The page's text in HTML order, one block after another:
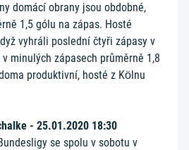
domácí obrany jsou obdobné,
1,5 gólu na zápas. Hosté
vyhráli poslední čtyři zápasy v
minulých zápasech průměrně 1,8
produktivní, hosté z Kölnu
- 25.01.2020 18:30
se spolu v sobotu v